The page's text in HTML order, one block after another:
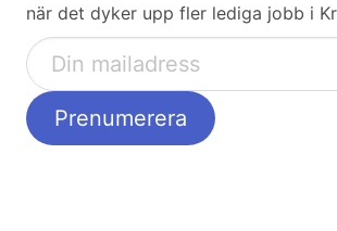
när det dyker upp fler lediga jobb i